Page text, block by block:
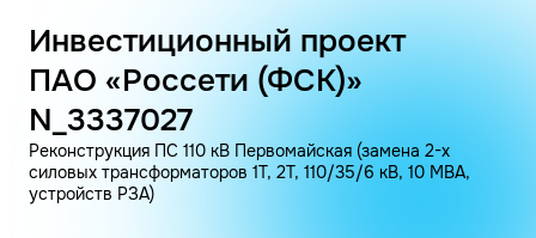
Инвестиционный проект
ПАО «Россети (ФСК)»
N_3337027
Реконструкция ПС 110 кВ Первомайская (замена 2-х
силовых трансформаторов 1Т, 2Т, 110/35/6 кВ, 10 МВА,
устройств РЗА)